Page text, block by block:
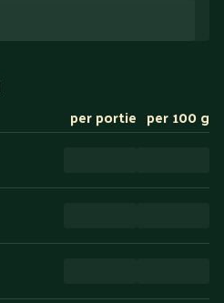
per portie per 100 g